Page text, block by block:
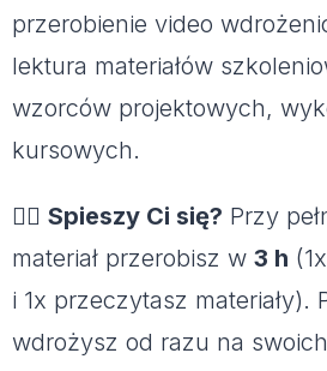
przerobienie video
lektura materiałów
wzorców projektowych,
kursowych.
🐦‍🔥 Spieszy Ci się? Przy
materiał przerobisz w 3 h
i 1x przeczytasz materiały).
wdrożysz od razu na